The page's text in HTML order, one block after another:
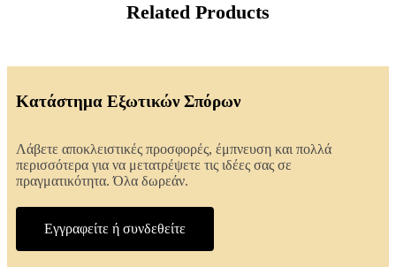
Related Products
Κατάστημα Εξωτικών Σπόρων
Λάβετε αποκλειστικές προσφορές, έμπνευση και πολλά
περισσότερα για να μετατρέψετε τις ιδέες σας σε
πραγματικότητα. Όλα δωρεάν.
Εγγραφείτε ή συνδεθείτε